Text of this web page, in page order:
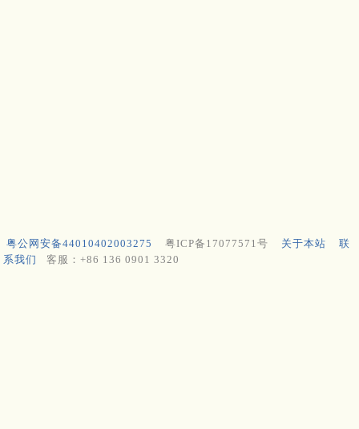
粤公网安备44010402003275 粤ICP备17077571号 关于本站
联
系我们
客服：+86 136 0901 3320